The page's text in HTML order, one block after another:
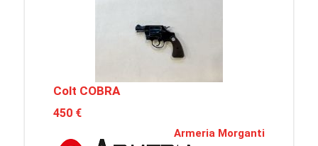
Colt COBRA
450 €
Armeria Morganti